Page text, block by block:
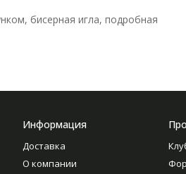
бисерная игла, подробная
Информация
Доставка
О компании